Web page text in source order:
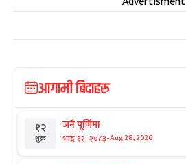
आगामी बिदाहरु
१२
शुक्र
जनै पूर्णिमा
भाद्र १२, २०८३-Aug 28, 2026